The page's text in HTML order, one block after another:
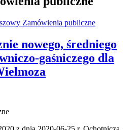
Zamówienia publiczne
nowego, średniego
gaśniczego dla